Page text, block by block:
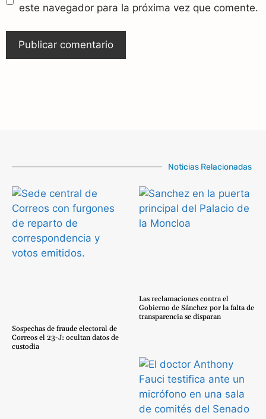
este navegador para la próxima vez que comente.
Noticias Relacionadas
Sospechas de fraude electoral de
Correos el 23-J: ocultan datos de
custodia
Las reclamaciones contra el
Gobierno de Sánchez por la falta de
transparencia se disparan